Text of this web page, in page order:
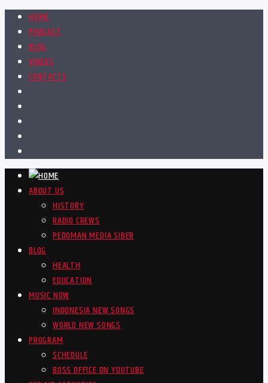
HOME
PODCAST
BLOG
VIDEOS
CONTACTS
ABOUT US
HISTORY
RADIO CREWS
PEDOMAN MEDIA SIBER
BLOG
HEALTH
EDUCATION
MUSIC NOW
INDONESIA NEW SONGS
WORLD NEW SONGS
PROGRAM
SCHEDULE
BOSS OFFICE ON YOUTUBE